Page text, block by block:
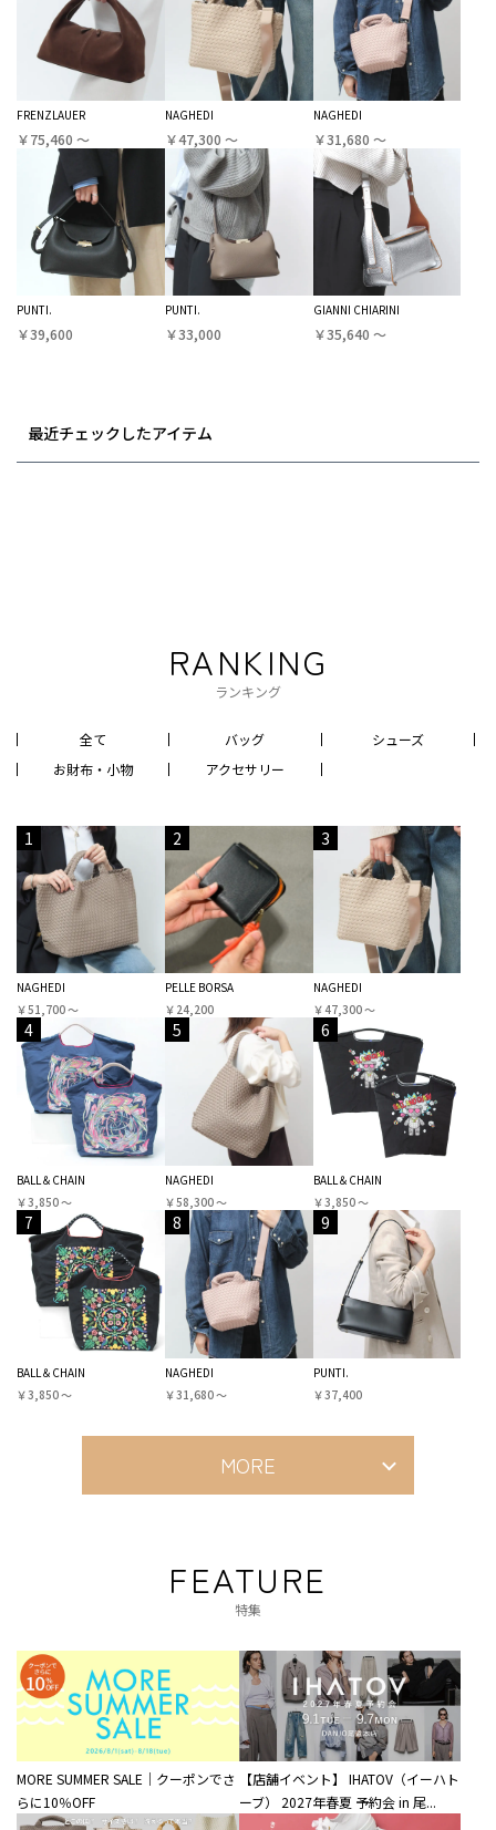
FRENZLAUER
￥75,460 〜
NAGHEDI
￥47,300 〜
NAGHEDI
￥31,680 〜
PUNTI.
￥39,600
PUNTI.
￥33,000
GIANNI CHIARINI
￥35,640 〜
最近チェックしたアイテム
RANKING
ランキング
全て バッグ
シューズ
お財布・小物
アクセサリー
1
NAGHEDI
￥51,700 〜
2
PELLE BORSA
￥24,200
3
NAGHEDI
￥47,300 〜
4
BALL＆CHAIN
￥3,850 〜
5
NAGHEDI
￥58,300 〜
6
BALL＆CHAIN
￥3,850 〜
7
BALL＆CHAIN
￥3,850 〜
8
NAGHEDI
￥31,680 〜
9
PUNTI.
￥37,400
MORE
FEATURE
特集
MORE SUMMER SALE｜クーポンでさ
らに10％OFF
【店舗イベント】 IHATOV（イーハト
ーブ） 2027年春夏 予約会 in 尾...